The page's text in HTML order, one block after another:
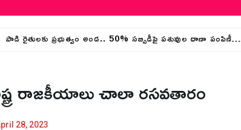
పాడి రైతులకు ప్రభుత్వం అండ.. 50% సబ్సిడీపై పశువుల దాణా పంపిణీ…
రాజకీయాలు చాలా రసవతారం
28, 2023